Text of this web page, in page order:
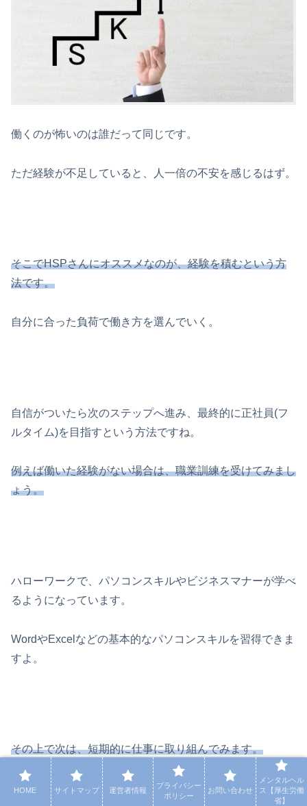
働くのが怖いのは誰だって同じです。
ただ経験が不足していると、人一倍の不安を感じるはず。
そこでHSPさんにオススメなのが、経験を積むという方
法です。
自分に合った負荷で働き方を選んでいく。
自信がついたら次のステップへ進み、最終的に正社員(フ
ルタイム)を目指すという方法ですね。
例えば働いた経験がない場合は、職業訓練を受けてみまし
ょう。
ハローワークで、パソコンスキルやビジネスマナーが学べ
るようになっています。
WordやExcelなどの基本的なパソコンスキルを習得できま
すよ。
その上で次は、短期的に仕事に取り組んでみます。
例えば短期バイトや在宅ワークなどですね。
HOME サイトマップ 運営者情報
プライバシー
ポリシー
お問い合わせ
メンタルヘル
ス【厚生労働
省】